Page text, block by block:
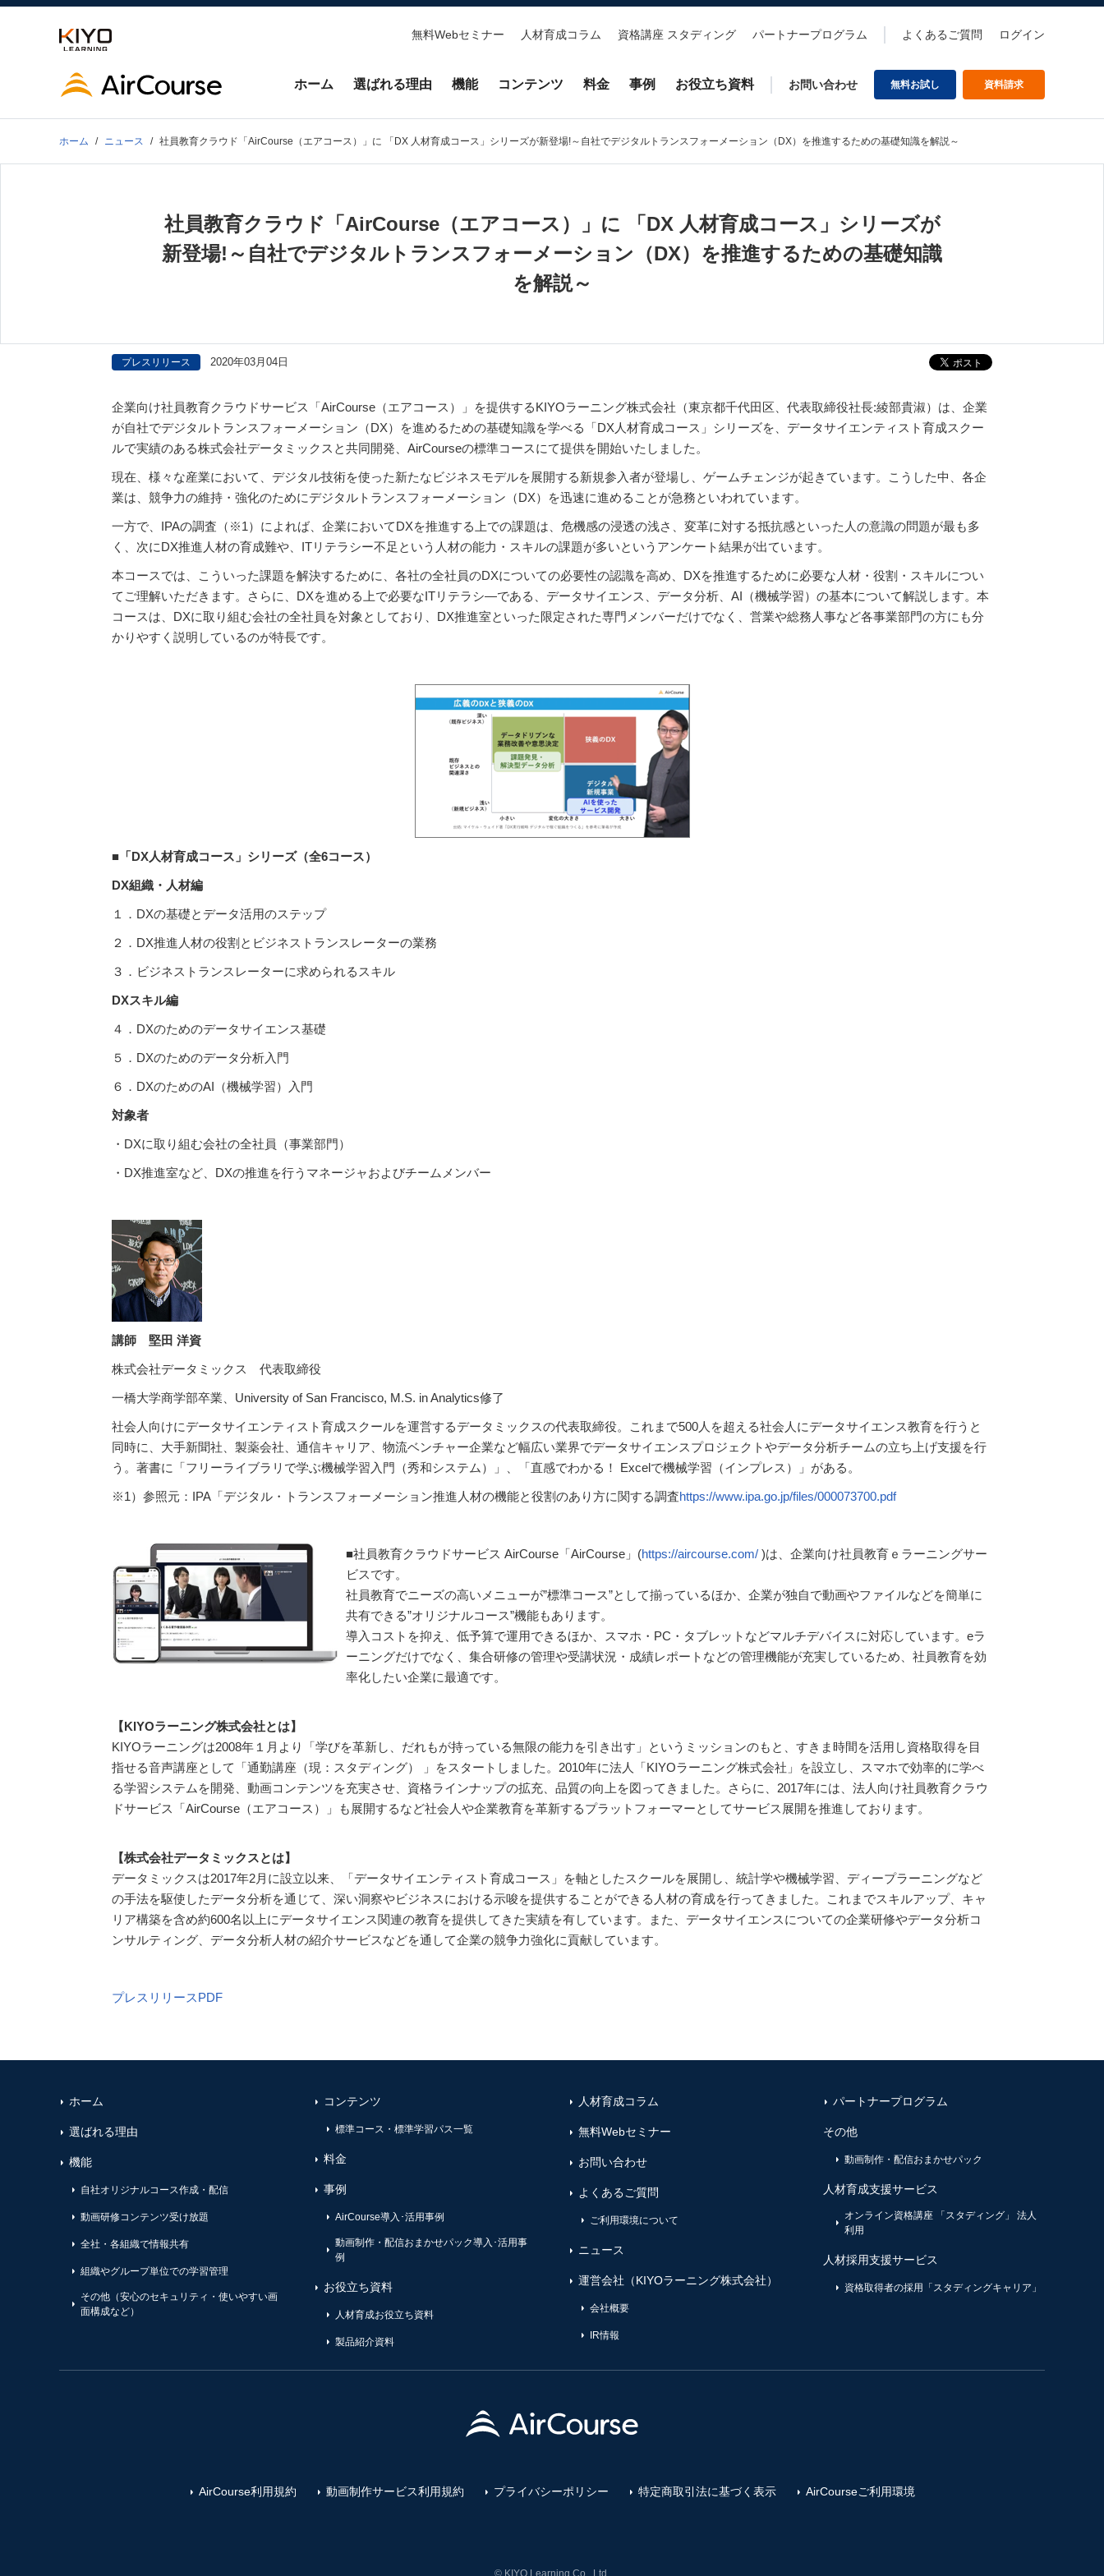
無料Webセミナー 人材育成コラム 資格講座 スタディング パートナープログラム よくあるご質問 ログイン
ホーム 選ばれる理由 機能 コンテンツ 料金 事例 お役立ち資料 お問い合わせ 無料お試し 資料請求
ホーム ニュース 社員教育クラウド「AirCourse（エアコース）」に 「DX 人材育成コース」シリーズが新登場!～自社でデジタルトランスフォーメーション（DX）を推進するための基礎知識を解説～
社員教育クラウド「AirCourse（エアコース）」に 「DX 人材育成コース」シリーズが
新登場!～自社でデジタルトランスフォーメーション（DX）を推進するための基礎知識
を解説～
プレスリリース 2020年03月04日
企業向け社員教育クラウドサービス「AirCourse（エアコース）」を提供するKIYOラーニング株式会社（東京都千代田区、代表取締役社長:綾部貴淑）は、企業
が自社でデジタルトランスフォーメーション（DX）を進めるための基礎知識を学べる「DX人材育成コース」シリーズを、データサイエンティスト育成スクー
ルで実績のある株式会社データミックスと共同開発、AirCourseの標準コースにて提供を開始いたしました。
現在、様々な産業において、デジタル技術を使った新たなビジネスモデルを展開する新規参入者が登場し、ゲームチェンジが起きています。こうした中、各企
業は、競争力の維持・強化のためにデジタルトランスフォーメーション（DX）を迅速に進めることが急務といわれています。
一方で、IPAの調査（※1）によれば、企業においてDXを推進する上での課題は、危機感の浸透の浅さ、変革に対する抵抗感といった人の意識の問題が最も多
く、次にDX推進人材の育成難や、ITリテラシー不足という人材の能力・スキルの課題が多いというアンケート結果が出ています。
本コースでは、こういった課題を解決するために、各社の全社員のDXについての必要性の認識を高め、DXを推進するために必要な人材・役割・スキルについ
てご理解いただきます。さらに、DXを進める上で必要なITリテラシ―である、データサイエンス、データ分析、AI（機械学習）の基本について解説します。 本
コースは、DXに取り組む会社の全社員を対象としており、DX推進室といった限定された専門メンバーだけでなく、営業や総務人事など各事業部門の方にも分
かりやすく説明しているのが特長です。
■「DX人材育成コース」シリーズ（全6コース）
DX組織・人材編
１．DXの基礎とデータ活用のステップ
２．DX推進人材の役割とビジネストランスレーターの業務
３．ビジネストランスレーターに求められるスキル
DXスキル編
４．DXのためのデータサイエンス基礎
５．DXのためのデータ分析入門
６．DXのためのAI（機械学習）入門
対象者
・DXに取り組む会社の全社員（事業部門）
・DX推進室など、DXの推進を行うマネージャおよびチームメンバー
講師 堅田 洋資
株式会社データミックス 代表取締役
一橋大学商学部卒業、University of San Francisco, M.S. in Analytics修了
社会人向けにデータサイエンティスト育成スクールを運営するデータミックスの代表取締役。これまで500人を超える社会人にデータサイエンス教育を行うと
同時に、大手新聞社、製薬会社、通信キャリア、物流ベンチャー企業など幅広い業界でデータサイエンスプロジェクトやデータ分析チームの立ち上げ支援を行
う。著書に「フリーライブラリで学ぶ機械学習入門（秀和システム）」、「直感でわかる！ Excelで機械学習（インプレス）」がある。
※1）参照元：IPA「デジタル・トランスフォーメーション推進人材の機能と役割のあり方に関する調査https://www.ipa.go.jp/files/000073700.pdf
■社員教育クラウドサービス AirCourse 「AirCourse」(https://aircourse.com/ )は、企業向け社員教育ｅラーニングサー
ビスです。
社員教育でニーズの高いメニューが”標準コース”として揃っているほか、企業が独自で動画やファイルなどを簡単に
共有できる”オリジナルコース”機能もあります。
導入コストを抑え、低予算で運用できるほか、スマホ・PC・タブレットなどマルチデバイスに対応しています。eラ
ーニングだけでなく、集合研修の管理や受講状況・成績レポートなどの管理機能が充実しているため、社員教育を効
率化したい企業に最適です。
【KIYOラーニング株式会社とは】
KIYOラーニングは2008年１月より「学びを革新し、だれもが持っている無限の能力を引き出す」というミッションのもと、すきま時間を活用し資格取得を目
指せる音声講座として「通勤講座（現：スタディング） 」をスタートしました。2010年に法人「KIYOラーニング株式会社」を設立し、スマホで効率的に学べ
る学習システムを開発、動画コンテンツを充実させ、資格ラインナップの拡充、品質の向上を図ってきました。さらに、2017年には、法人向け社員教育クラウ
ドサービス「AirCourse（エアコース）」も展開するなど社会人や企業教育を革新するプラットフォーマーとしてサービス展開を推進しております。
【株式会社データミックスとは】
データミックスは2017年2月に設立以来、「データサイエンティスト育成コース」を軸としたスクールを展開し、統計学や機械学習、ディープラーニングなど
の手法を駆使したデータ分析を通じて、深い洞察やビジネスにおける示唆を提供することができる人材の育成を行ってきました。これまでスキルアップ、キャ
リア構築を含め約600名以上にデータサイエンス関連の教育を提供してきた実績を有しています。また、データサイエンスについての企業研修やデータ分析コ
ンサルティング、データ分析人材の紹介サービスなどを通して企業の競争力強化に貢献しています。
プレスリリースPDF
ホーム
選ばれる理由
機能
自社オリジナルコース作成・配信
動画研修コンテンツ受け放題
全社・各組織で情報共有
組織やグループ単位での学習管理
その他（安心のセキュリティ・使いやすい画
面構成など）
コンテンツ
標準コース・標準学習パス一覧
料金
事例
AirCourse導入･活用事例
動画制作・配信おまかせパック導入･活用事
例
お役立ち資料
人材育成お役立ち資料
製品紹介資料
人材育成コラム
無料Webセミナー
お問い合わせ
よくあるご質問
ご利用環境について
ニュース
運営会社（KIYOラーニング株式会社）
会社概要
IR情報
パートナープログラム
その他
動画制作・配信おまかせパック
人材育成支援サービス
オンライン資格講座 「スタディング」 法人
利用
人材採用支援サービス
資格取得者の採用「スタディングキャリア」
AirCourse利用規約 動画制作サービス利用規約 プライバシーポリシー 特定商取引法に基づく表示 AirCourseご利用環境
© KIYO Learning Co., Ltd.